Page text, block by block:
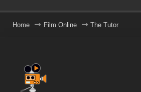
Home Film Online The Tutor